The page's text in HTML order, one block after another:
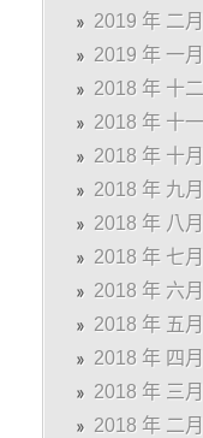
2019 年 二月
2019 年 一月
2018 年 十
2018 年 十
2018 年 十月
2018 年 九月
2018 年 八月
2018 年 七月
2018 年 六月
2018 年 五月
2018 年 四月
2018 年 三月
2018 年 二月